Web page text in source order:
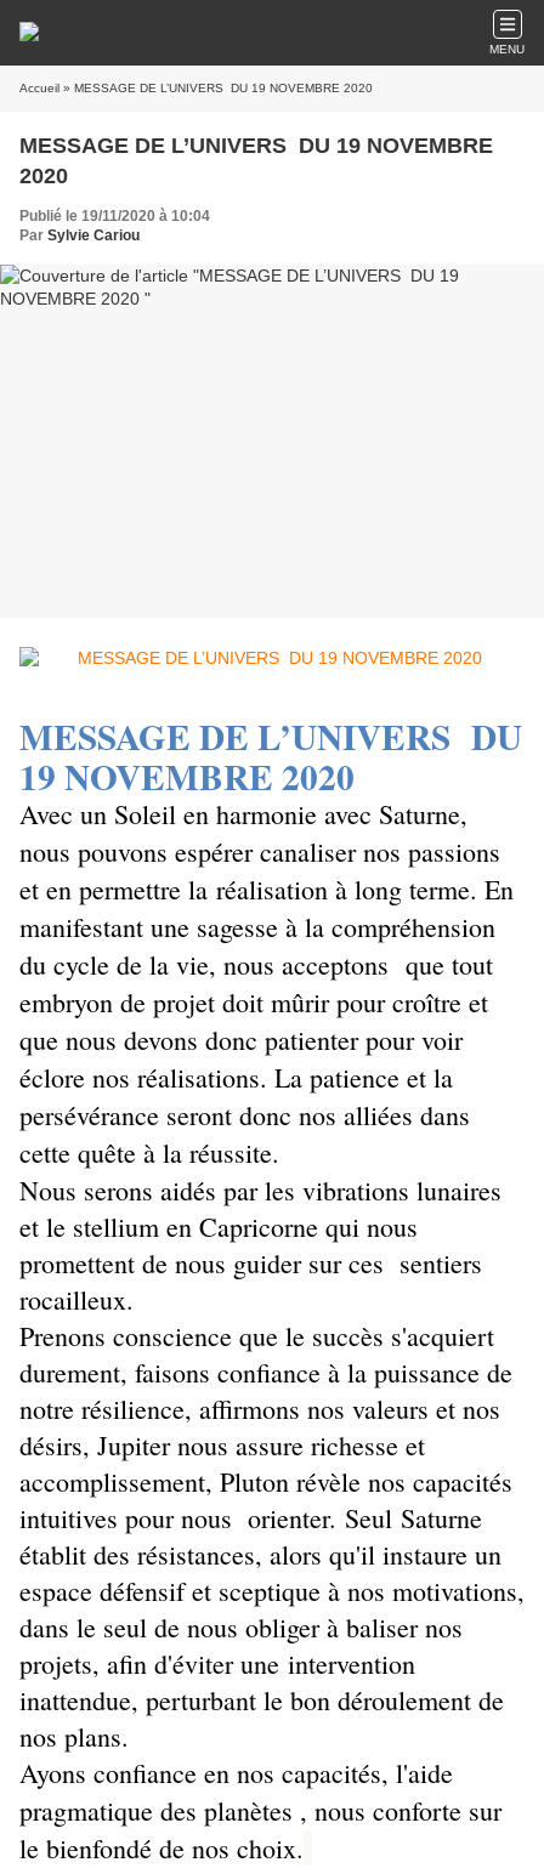
MENU
Accueil » MESSAGE DE L’UNIVERS DU 19 NOVEMBRE 2020
MESSAGE DE L’UNIVERS DU 19 NOVEMBRE
2020
Publié le 19/11/2020 à 10:04
Par Sylvie Cariou
MESSAGE DE L’UNIVERS DU
19 NOVEMBRE 2020
Avec un Soleil en harmonie avec Saturne,
nous pouvons espérer canaliser nos passions
et en permettre la réalisation à long terme. En
manifestant une sagesse à la compréhension
du cycle de la vie, nous acceptons que tout
embryon de projet doit mûrir pour croître et
que nous devons donc patienter pour voir
éclore nos réalisations. La patience et la
persévérance seront donc nos alliées dans
cette quête à la réussite.
Nous serons aidés par les vibrations lunaires
et le stellium en Capricorne qui nous
promettent de nous guider sur ces sentiers
rocailleux.
Prenons conscience que le succès s'acquiert
durement, faisons confiance à la puissance de
notre résilience, affirmons nos valeurs et nos
désirs, Jupiter nous assure richesse et
accomplissement, Pluton révèle nos capacités
intuitives pour nous orienter. Seul Saturne
établit des résistances, alors qu'il instaure un
espace défensif et sceptique à nos motivations,
dans le seul de nous obliger à baliser nos
projets, afin d'éviter une intervention
inattendue, perturbant le bon déroulement de
nos plans.
Ayons confiance en nos capacités, l'aide
pragmatique des planètes , nous conforte sur
le bienfondé de nos choix.